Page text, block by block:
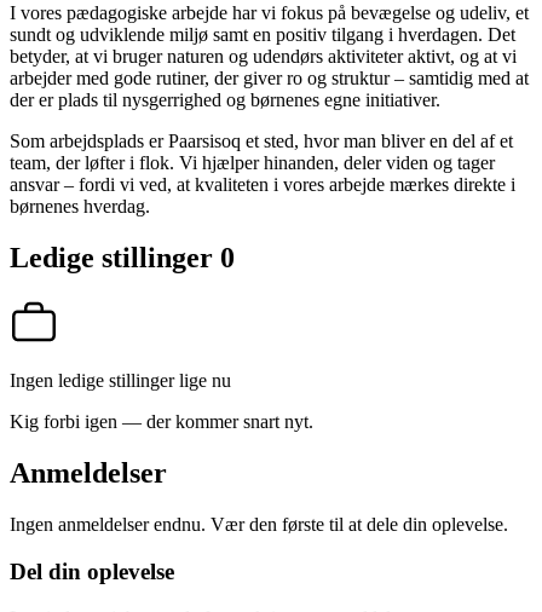
I vores pædagogiske arbejde har vi fokus på bevægelse og udeliv, et
sundt og udviklende miljø samt en positiv tilgang i hverdagen. Det
betyder, at vi bruger naturen og udendørs aktiviteter aktivt, og at vi
arbejder med gode rutiner, der giver ro og struktur – samtidig med at
der er plads til nysgerrighed og børnenes egne initiativer.
Som arbejdsplads er Paarsisoq et sted, hvor man bliver en del af et
team, der løfter i flok. Vi hjælper hinanden, deler viden og tager
ansvar – fordi vi ved, at kvaliteten i vores arbejde mærkes direkte i
børnenes hverdag.
Ledige stillinger 0
Ingen ledige stillinger lige nu
Kig forbi igen — der kommer snart nyt.
Anmeldelser
Ingen anmeldelser endnu. Vær den første til at dele din oplevelse.
Del din oplevelse